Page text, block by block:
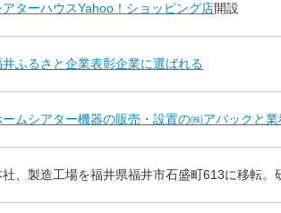
アターハウスYahoo！ショッピング店開設
井ふるさと企業表彰企業に選ばれる
ームシアター機器の販売・設置の㈱アバックと
社、製造工場を福井県福井市石盛町613に移転